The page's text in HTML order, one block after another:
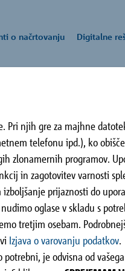
Pri njih gre za majhne
telefonu ipd.), ko
zlonamernih programov.
in zagotovitev varnosti
prijaznosti do
oglase v skladu s
tretjim osebam.
Izjava o varovanju podatkov.
je odvisna od
vam Schöck
statične in
o načrtovanju
vsi
Digitalne
rešitve
celovita ponudba storitev
in izolativnost sta osnovni
strankam
Schöck vam nudi celovito